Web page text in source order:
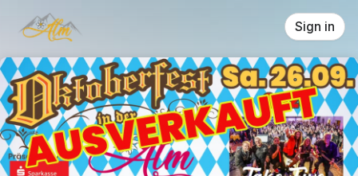
Skip header
Sign in